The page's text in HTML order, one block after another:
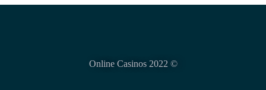
© Online Casinos 2022